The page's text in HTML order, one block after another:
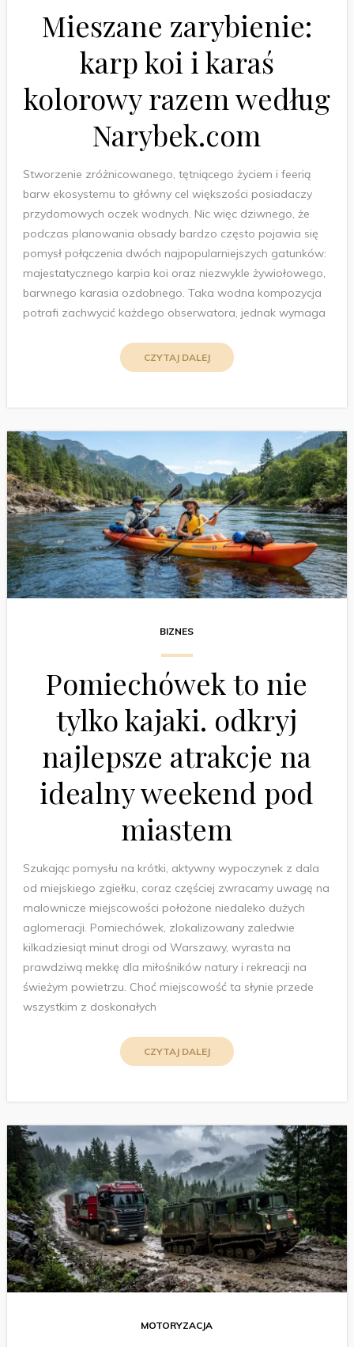
Mieszane zarybienie:
karp koi i karaś
kolorowy razem według
Narybek.com
Stworzenie zróżnicowanego, tętniącego życiem i feerią
barw ekosystemu to główny cel większości posiadaczy
przydomowych oczek wodnych. Nic więc dziwnego, że
podczas planowania obsady bardzo często pojawia się
pomysł połączenia dwóch najpopularniejszych gatunków:
majestatycznego karpia koi oraz niezwykle żywiołowego,
barwnego karasia ozdobnego. Taka wodna kompozycja
potrafi zachwycić każdego obserwatora, jednak wymaga
CZYTAJ DALEJ
BIZNES
Pomiechówek to nie
tylko kajaki. odkryj
najlepsze atrakcje na
idealny weekend pod
miastem
Szukając pomysłu na krótki, aktywny wypoczynek z dala
od miejskiego zgiełku, coraz częściej zwracamy uwagę na
malownicze miejscowości położone niedaleko dużych
aglomeracji. Pomiechówek, zlokalizowany zaledwie
kilkadziesiąt minut drogi od Warszawy, wyrasta na
prawdziwą mekkę dla miłośników natury i rekreacji na
świeżym powietrzu. Choć miejscowość ta słynie przede
wszystkim z doskonałych
CZYTAJ DALEJ
MOTORYZACJA